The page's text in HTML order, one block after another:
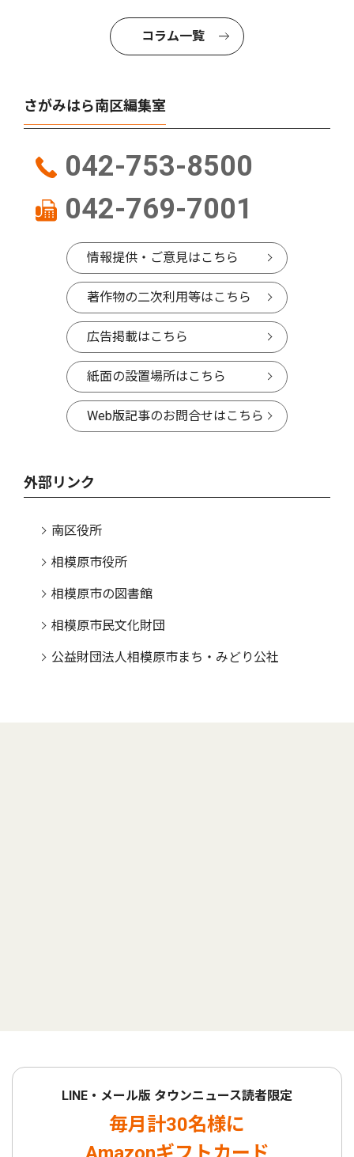
コラム一覧
さがみはら南区編集室
042-753-8500
042-769-7001
情報提供・ご意見はこちら
著作物の二次利用等はこちら
広告掲載はこちら
紙面の設置場所はこちら
Web版記事のお問合せはこちら
外部リンク
南区役所
相模原市役所
相模原市の図書館
相模原市民文化財団
公益財団法人相模原市まち・みどり公社
LINE・メール版 タウンニュース読者限定
毎月計30名様に